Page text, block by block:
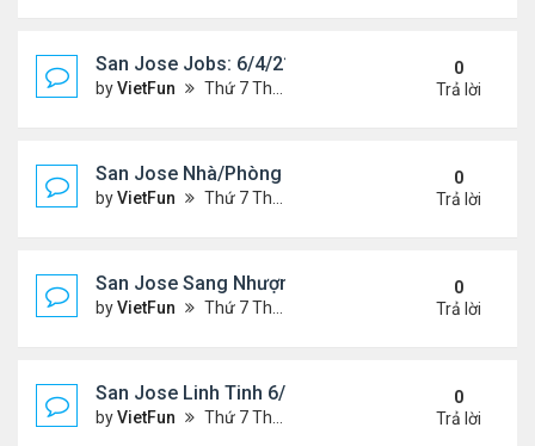
San Jose Jobs: 6/4/21- 6/11/2021
byVietFun Thứ 7 Tháng 6 05, 2021 9:26 am
0
Trả lời
San Jose Nhà/Phòng 6/4/21- 6/11/21
byVietFun Thứ 7 Tháng 6 05, 2021 9:24 am
0
Trả lời
San Jose Sang Nhượng 6/4/21-6/11/21
byVietFun Thứ 7 Tháng 6 05, 2021 9:18 am
0
Trả lời
San Jose Linh Tinh 6/4/21 - 6/11/21
byVietFun Thứ 7 Tháng 6 05, 2021 9:17 am
0
Trả lời